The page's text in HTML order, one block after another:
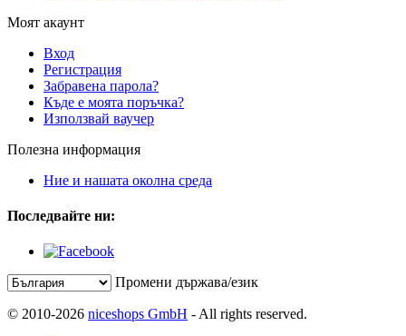
Моят акаунт
Вход
Регистрация
Забравена парола?
Къде е моята поръчка?
Използвай ваучер
Полезна информация
Ние и нашата околна среда
Последвайте ни:
Промени държава/език
© 2010-2026 niceshops GmbH - All rights reserved.